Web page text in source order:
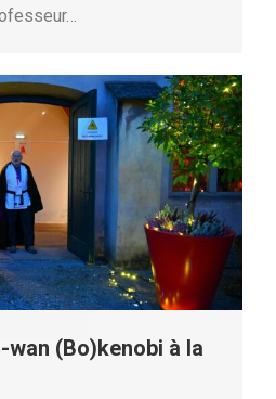
wan (Bo)kenobi à la